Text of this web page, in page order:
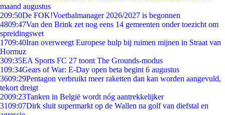
maand augustus
209:50De FOK!Voetbalmanager 2026/2027 is begonnen
4809:47Van den Brink zet nog eens 14 gemeenten onder toezicht om
spreidingswet
1709:40Iran overweegt Europese hulp bij ruimen mijnen in Straat van
Hormuz
309:35EA Sports FC 27 toont The Grounds-modus
109:34Gears of War: E-Day open beta begint 6 augustus
3609:29Pentagon verbruikt meer raketten dan kan worden aangevuld,
tekort dreigt
2009:23Tanken in België wordt nóg aantrekkelijker
3109:07Dirk sluit supermarkt op de Wallen na golf van diefstal en